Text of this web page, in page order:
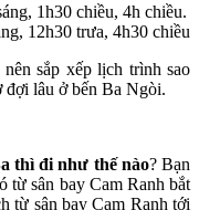
1h30 chiều, 4h chiều.
12h30 trưa, 4h30 chiều
sắp xếp lịch trình sao
đợi lâu ở bến Ba Ngòi.
thì đi như thế nào? Bạn
từ sân bay Cam Ranh bắt
từ sân bay Cam Ranh tới